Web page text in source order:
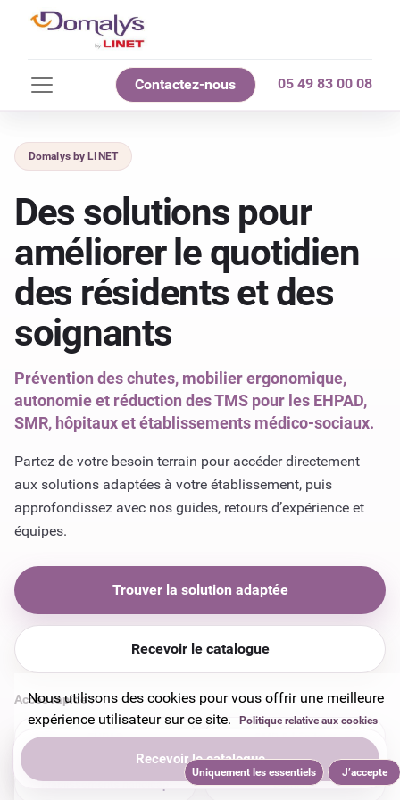
Contactez-nous 05 49 83 00 08
Domalys by LINET
Des solutions pour
améliorer le quotidien
des résidents et des
soignants
Prévention des chutes, mobilier ergonomique,
autonomie et réduction des TMS pour les EHPAD,
SMR, hôpitaux et établissements médico-sociaux.
Partez de votre besoin terrain pour accéder directement
aux solutions adaptées à votre établissement, puis
approfondissez avec nos guides, retours d’expérience et
équipes.
Trouver la solution adaptée
Recevoir le catalogue
EHPAD SMR & hôpitaux
Établissements handicap Domicile
Recevoir le catalogue
Nous utilisons des cookies pour vous offrir une meilleure
expérience utilisateur sur ce site.
Politique relative aux cookies
Uniquement les essentiels J’accepte